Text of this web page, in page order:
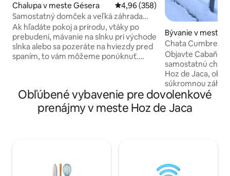
Chalupa v meste Gésera Priemerné ohodnotenie 4,96 z
4,96 (358)
Samostatný domček a veľká záhrada
(Casa Gautama)
Ak hľadáte pokoj a prírodu, vtáky po
prebudení, mávanie na slnku pri východe
slnka alebo sa pozeráte na hviezdy pred
spaním, to vám môžeme ponúknuť.
„odpojenie“... Nachádzame sa pri bráne
Pyrenejí: 1 hod. od Ordesy alebo S. Juan
de la Peña; 40 min. od Jaca alebo
Bývanie v meste
Chata Cumbre v
Objavte Cabaña
samostatnú
Hoz de Jaca,
súkromnou
odkiaľ môžete
výhľad na aragónske
navrhnutý tak,
integrovanou
doma a
Obľúbené vybavenie pre dovolenkové
prenájmy v meste Hoz de Jaca